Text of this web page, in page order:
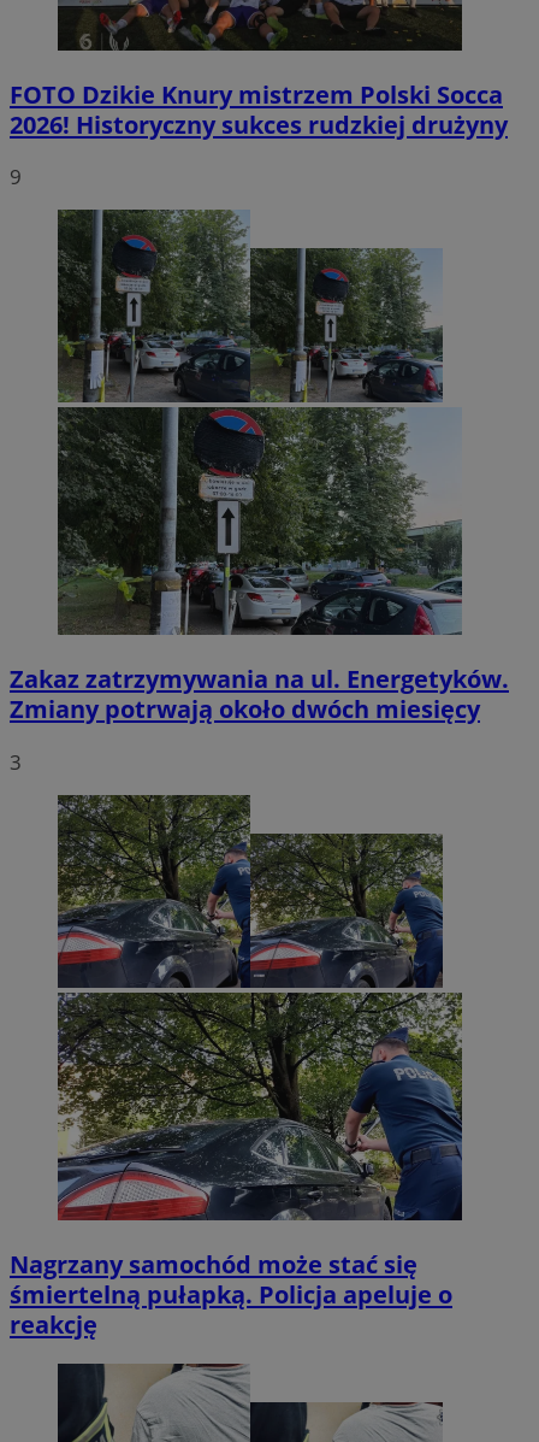
FOTO Dzikie Knury mistrzem Polski Socca
2026! Historyczny sukces rudzkiej drużyny
9
Zakaz zatrzymywania na ul. Energetyków.
Zmiany potrwają około dwóch miesięcy
3
Nagrzany samochód może stać się
śmiertelną pułapką. Policja apeluje o
reakcję